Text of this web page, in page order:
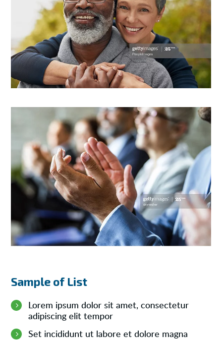
Sample of List
Lorem ipsum dolor sit amet, consectetur
adipiscing elit tempor
Set incididunt ut labore et dolore magna